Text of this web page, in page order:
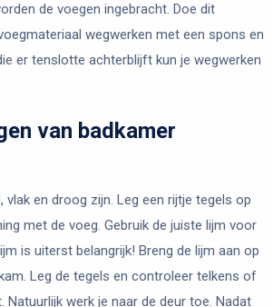
de voegen ingebracht. Doe dit
wegwerken met een spons en
er tenslotte achterblijft kun je wegwerken
van badkamer
vlak en droog zijn. Leg een rijtje tegels op
met de voeg. Gebruik de juiste lijm voor
is uiterst belangrijk! Breng de lijm aan op
Leg de tegels en controleer telkens of
Natuurlijk werk je naar de deur toe. Nadat